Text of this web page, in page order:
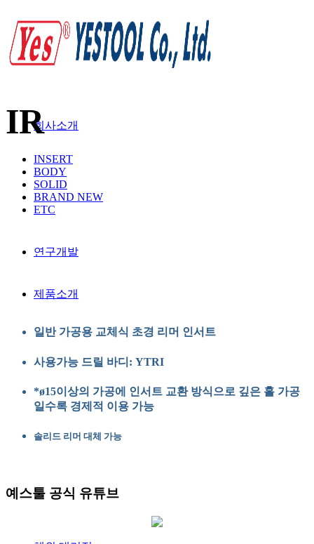
회사소개
연구개발
제품소개
IR
INSERT
BODY
SOLID
BRAND NEW
ETC
일반 가공용 교체식 초경 리머 인서트
사용가능 드릴 바디: YTRI
*ø15이상의 가공에 인서트 교환 방식으로 깊은 홀 가공
일수록 경제적 이용 가능
솔리드 리머 대체 가능
예스툴 공식 유튜브